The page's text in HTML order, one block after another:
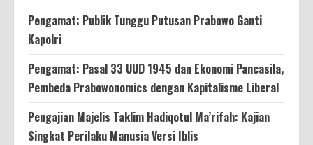
Pengamat: Publik Tunggu Putusan Prabowo Ganti
Kapolri
Pengamat: Pasal 33 UUD 1945 dan Ekonomi Pancasila,
Pembeda Prabowonomics dengan Kapitalisme Liberal
Pengajian Majelis Taklim Hadiqotul Ma’rifah: Kajian
Singkat Perilaku Manusia Versi Iblis